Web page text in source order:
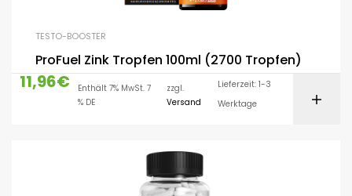
TESTO-BOOSTER
ProFuel Zink Tropfen 100ml (2700 Tropfen)
11,96€
Enthält 7% MwSt. 7
% DE
zzgl.
Versand
Lieferzeit: 1-3
Werktage